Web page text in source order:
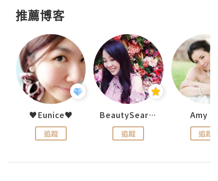
推薦博客
♥Eunice♥
追蹤
BeautySearch
追蹤
Amy
追蹤